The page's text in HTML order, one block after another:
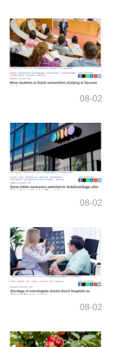
08-02
08-02
08-02